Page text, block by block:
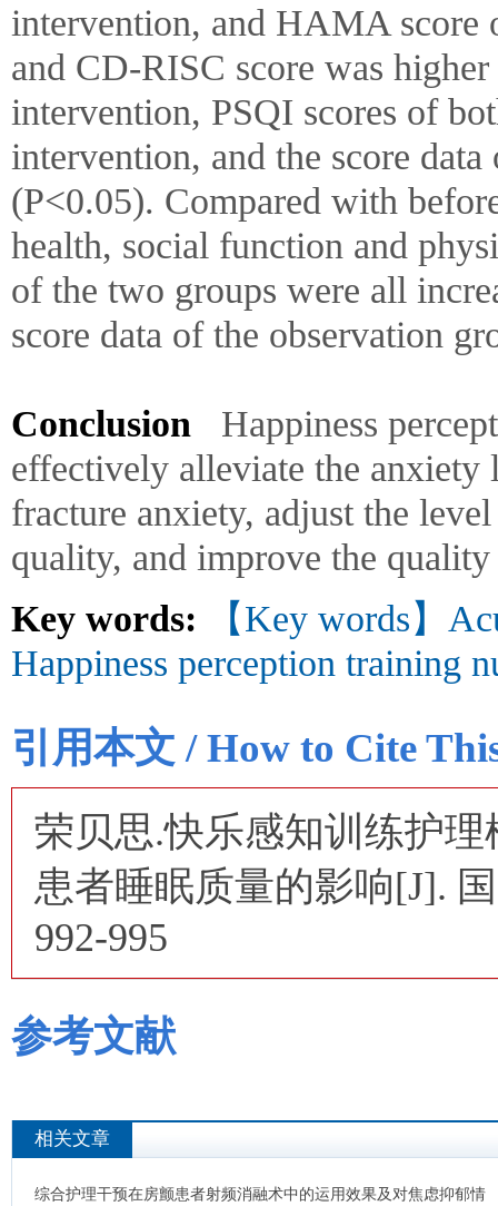
intervention, and HAMA score
and CD-RISC score was
intervention, PSQI scores of
intervention, and the score
(P<0.05). Compared with
health, social function and
of the two groups were all
score data of the observation
Conclusion
Happiness
effectively alleviate the
fracture anxiety, adjust the
quality, and improve the
Key words:
【Key words】
Happiness perception training
引用本文 / How to Cite
荣贝思.快乐感知训练护
患者睡眠质量的影响[J].
992-995
参考文献
相关文章
综合护理干预在房颤患者射频消融术中的运用效果及对焦虑抑郁情